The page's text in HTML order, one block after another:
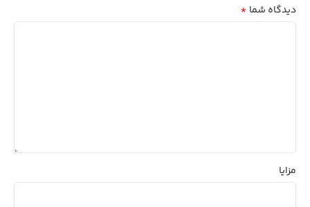
دیدگاه شما *
مزایا